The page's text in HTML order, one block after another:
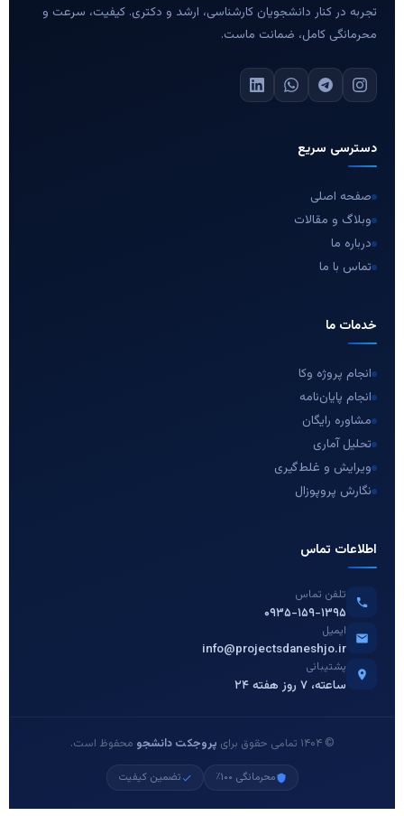
تجربه در کنار دانشجویان کارشناسی، ارشد و دکتری. کیفیت، سرعت و
محرمانگی کامل، ضمانت ماست.
دسترسی سریع
صفحه اصلی
وبلاگ و مقالات
درباره ما
تماس با ما
خدمات ما
انجام پروژه وکا
انجام پایان‌نامه
مشاوره رایگان
تحلیل آماری
ویرایش و غلط‌گیری
نگارش پروپوزال
اطلاعات تماس
تلفن تماس
۰۹۳۵-۱۵۹-۱۳۹۵
ایمیل
info@projectsdaneshjo.ir
پشتیبانی
۲۴ ساعته، ۷ روز هفته
© ۱۴۰۴ تمامی حقوق برای پروجکت دانشجو محفوظ است.
محرمانگی ۱۰۰٪ تضمین کیفیت